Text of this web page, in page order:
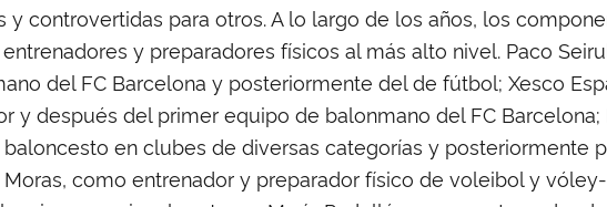
controvertidas para otros. A lo largo de los años, los
y preparadores físicos al más alto nivel. Paco
del FC Barcelona y posteriormente del de fútbol; Xesco
y después del primer equipo de balonmano del FC Barcelona;
en clubes de diversas categorías y posteriormente
como entrenador y preparador físico de voleibol y